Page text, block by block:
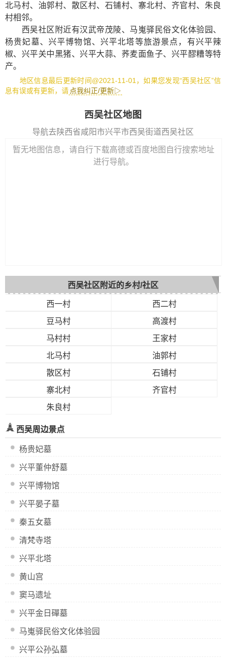
北马村、油郭村、散区村、石铺村、寨北村、齐官村、朱良
村相邻。
西吴社区附近有汉武帝茂陵、 马嵬驿民俗文化体验园 、
杨贵妃墓、 兴平博物馆、 兴平北塔等旅游景点，有兴平辣
椒、 兴平关中黑猪、兴平大蒜、 荞麦面鱼子、 兴平醪糟等特
产。
地区信息最后更新时间@2021-11-01，如果您发现“西吴社区”信
息有误或有更新，请 点我纠正/更新▷
西吴社区地图
导航去陕西省咸阳市兴平市西吴街道西吴社区
暂无地图信息，请自行下载高德或百度地图自行搜索地址
进行导航。
西吴社区附近的乡村/社区
西一村
西二村
豆马村
高渡村
马村村
王家村
北马村
油郭村
散区村
石铺村
寨北村
齐官村
朱良村
西吴周边景点
杨贵妃墓
兴平董仲舒墓
兴平博物馆
兴平晏子墓
秦五女墓
清梵寺塔
兴平北塔
黄山宫
窦马遗址
兴平金日磾墓
马嵬驿民俗文化体验园
兴平公孙弘墓